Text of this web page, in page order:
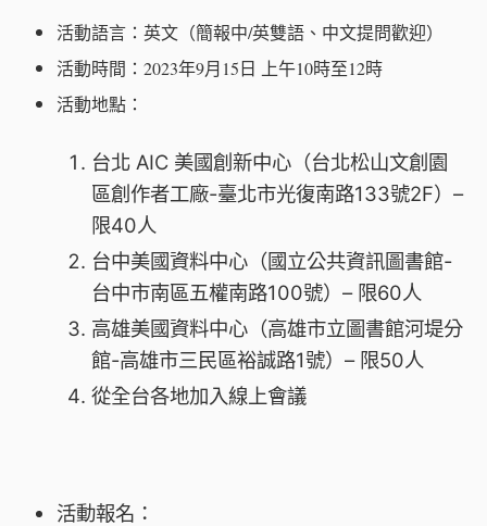
活動語言：英文（簡報中/英雙語、中文提問歡迎）
活動時間：2023年9月15日 上午10時至12時
活動地點：
台北 AIC 美國創新中心（台北松山文創園
區創作者工廠-臺北市光復南路133號2F）–
限40人
台中美國資料中心（國立公共資訊圖書館-
台中市南區五權南路100號）– 限60人
高雄美國資料中心（高雄市立圖書館河堤分
館-高雄市三民區裕誠路1號）– 限50人
從全台各地加入線上會議
活動報名：